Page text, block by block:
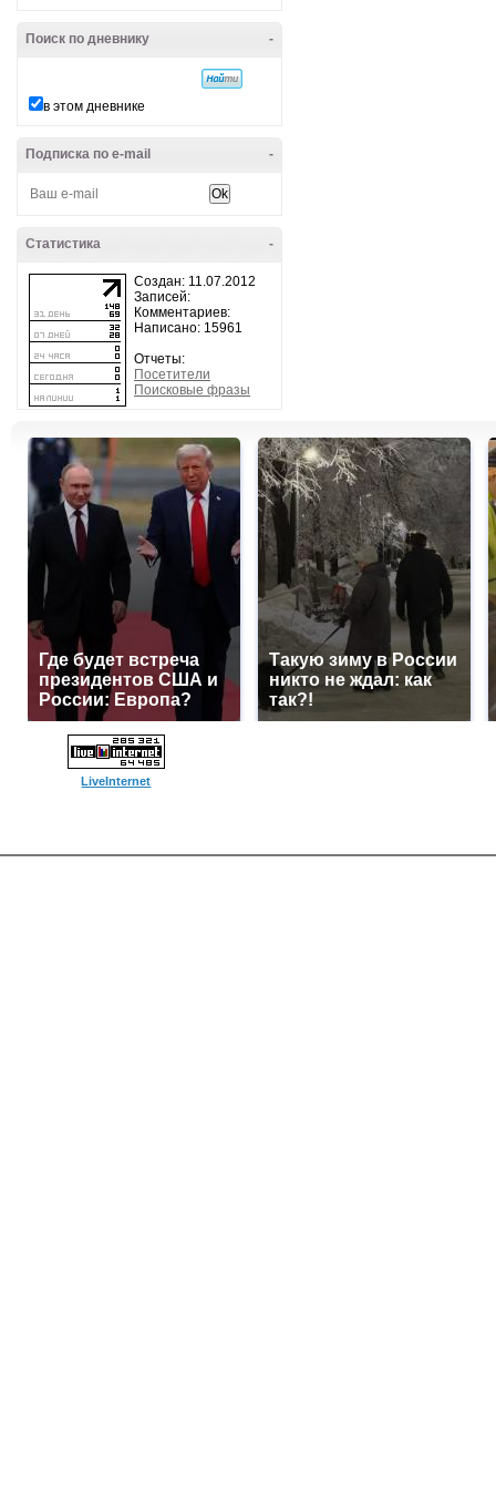
-
Поиск по дневнику
в этом дневнике
-
Подписка по e-mail
-
Статистика
Создан: 11.07.2012
Записей:
Комментариев:
Написано: 15961
Отчеты:
Посетители
Поисковые фразы
Где будет встреча
президентов США и
России: Европа?
Такую зиму в России
никто не ждал: как
так?!
LiveInternet